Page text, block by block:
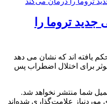
جدید تروما را
یافته اند که نشان می دهد
برای اختلال اضطراب پس
شما منتشر نخواهد شد.
علامت‌گذاری شده‌اند